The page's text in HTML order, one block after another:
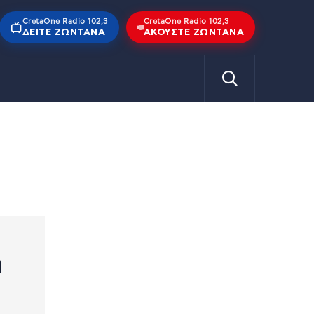
CretaOne Radio 102,3
ΔΕΊΤΕ ΖΩΝΤΑΝΆ
CretaOne Radio 102,3
ΑΚΟΎΣΤΕ ΖΩΝΤΑΝΆ